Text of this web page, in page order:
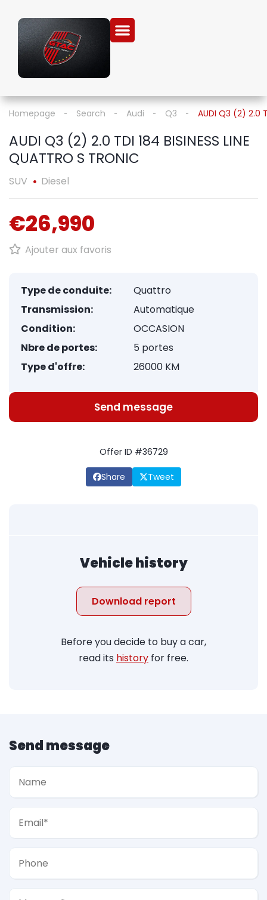
Homepage Search Audi Q3 AUDI Q3 (2) 2.0
AUDI Q3 (2) 2.0 TDI 184 BISINESS LINE
QUATTRO S TRONIC
SUV Diesel
€26,990
Ajouter aux favoris
Type de conduite:
Quattro
Transmission:
Automatique
Condition:
OCCASION
Nbre de portes:
5 portes
Type d'offre:
26000 KM
Send message
Offer ID #36729
Share Tweet
Vehicle history
Download report
Before you decide to buy a car,
read its history for free.
Send message